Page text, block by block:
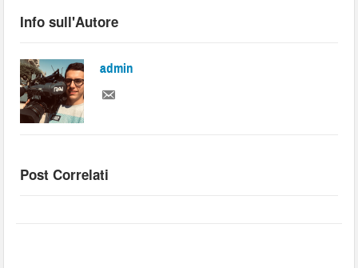
Info sull'Autore
admin
Post Correlati